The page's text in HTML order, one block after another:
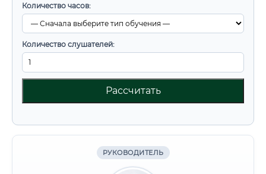
Количество часов:
Количество слушателей:
Рассчитать
РУКОВОДИТЕЛЬ